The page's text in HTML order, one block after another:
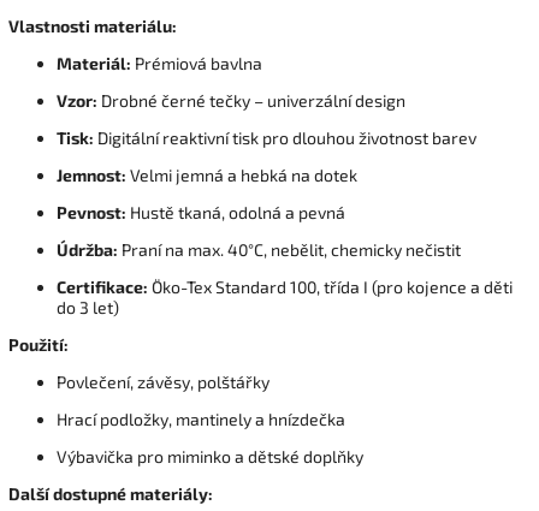
Vlastnosti materiálu:
Materiál: Prémiová bavlna
Vzor: Drobné černé tečky – univerzální design
Tisk: Digitální reaktivní tisk pro dlouhou životnost barev
Jemnost: Velmi jemná a hebká na dotek
Pevnost: Hustě tkaná, odolná a pevná
Údržba: Praní na max. 40°C, nebělit, chemicky nečistit
Certifikace: Öko-Tex Standard 100, třída I (pro kojence a děti
do 3 let)
Použití:
Povlečení, závěsy, polštářky
Hrací podložky, mantinely a hnízdečka
Výbavička pro miminko a dětské doplňky
Další dostupné materiály: